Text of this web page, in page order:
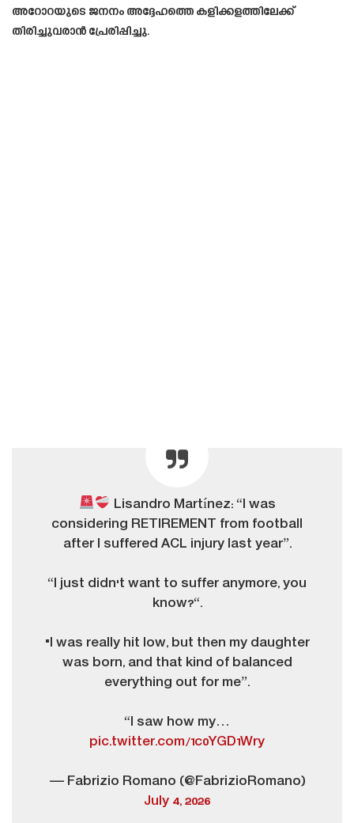
അറോറയുടെ ജനനം അദ്ദേഹത്തെ കളിക്കളത്തിലേക്ക്
തിരിച്ചുവരാൻ പ്രേരിപ്പിച്ചു.
Lisandro Martínez: “I was
considering RETIREMENT from football
after I suffered ACL injury last year”.
“I just didn't want to suffer anymore, you
know?“.
"I was really hit low, but then my daughter
was born, and that kind of balanced
everything out for me”.
“I saw how my…
pic.twitter.com/1c0YGD1Wry
— Fabrizio Romano (@FabrizioRomano)
July 4, 2026